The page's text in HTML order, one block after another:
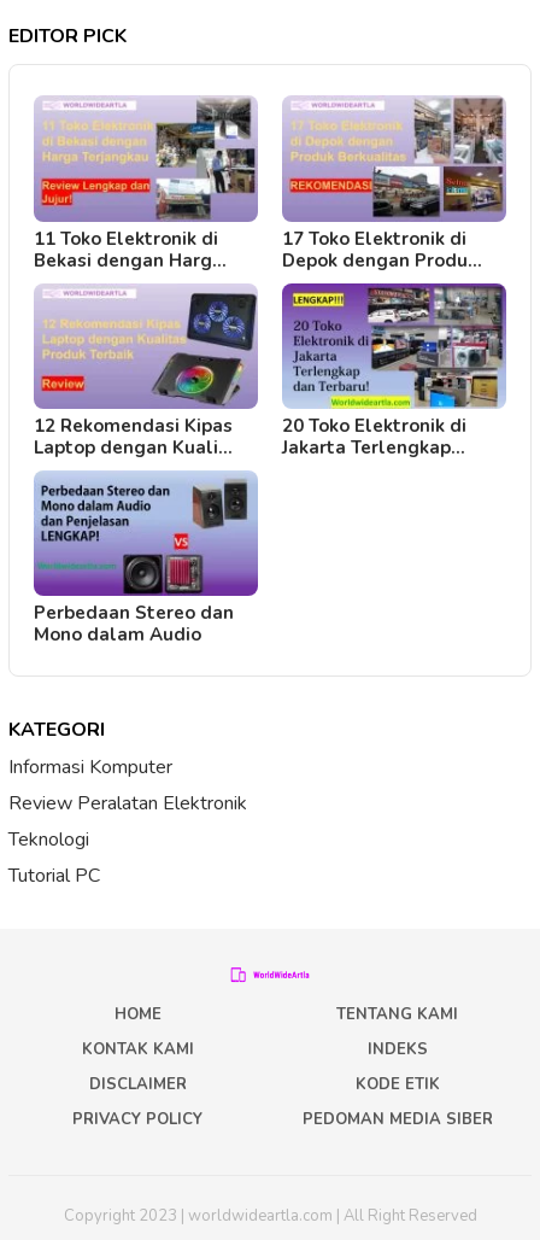
EDITOR PICK
11 Toko Elektronik di
Bekasi dengan Harg…
17 Toko Elektronik di
Depok dengan Produ…
12 Rekomendasi Kipas
Laptop dengan Kuali…
20 Toko Elektronik di
Jakarta Terlengkap…
Perbedaan Stereo dan
Mono dalam Audio
KATEGORI
Informasi Komputer
Review Peralatan Elektronik
Teknologi
Tutorial PC
HOME
TENTANG KAMI
KONTAK KAMI
INDEKS
DISCLAIMER
KODE ETIK
PRIVACY POLICY
PEDOMAN MEDIA SIBER
Copyright 2023 | worldwideartla.com | All Right Reserved